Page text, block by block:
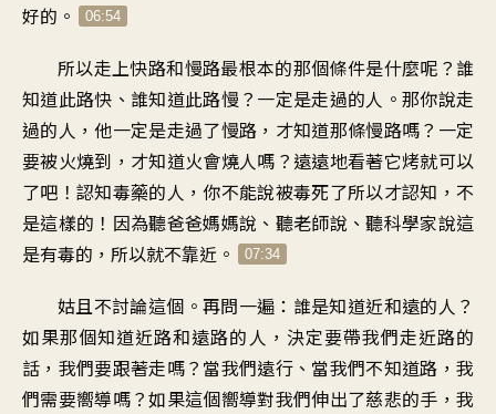
好的。
06:54
所以走上快路和慢路最根本的那個條件是什麼呢？誰
知道此路快、誰知道此路慢？一定是走過的人。那你說走
過的人，他一定是走過了慢路，才知道那條慢路嗎？一定
要被火燒到，才知道火會燒人嗎？遠遠地看著它烤就可以
了吧！認知毒藥的人，你不能說被毒死了所以才認知，不
是這樣的！因為聽爸爸媽媽說、聽老師說、聽科學家說這
是有毒的，所以就不靠近。
07:34
姑且不討論這個。再問一遍：誰是知道近和遠的人？
如果那個知道近路和遠路的人，決定要帶我們走近路的
話，我們要跟著走嗎？當我們遠行、當我們不知道路，我
們需要嚮導嗎？如果這個嚮導對我們伸出了慈悲的手，我